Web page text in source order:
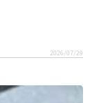
2026/07/29